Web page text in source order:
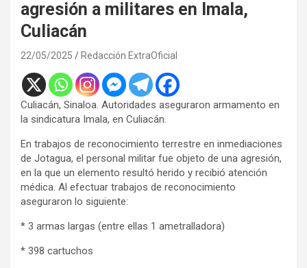
agresión a militares en Imala,
Culiacán
22/05/2025 Redacción ExtraOficial
Culiacán, Sinaloa. Autoridades aseguraron armamento en
la sindicatura Imala, en Culiacán.
En trabajos de reconocimiento terrestre en inmediaciones
de Jotagua, el personal militar fue objeto de una agresión,
en la que un elemento resultó herido y recibió atención
médica. Al efectuar trabajos de reconocimiento
aseguraron lo siguiente:
* 3 armas largas (entre ellas 1 ametralladora)
* 398 cartuchos